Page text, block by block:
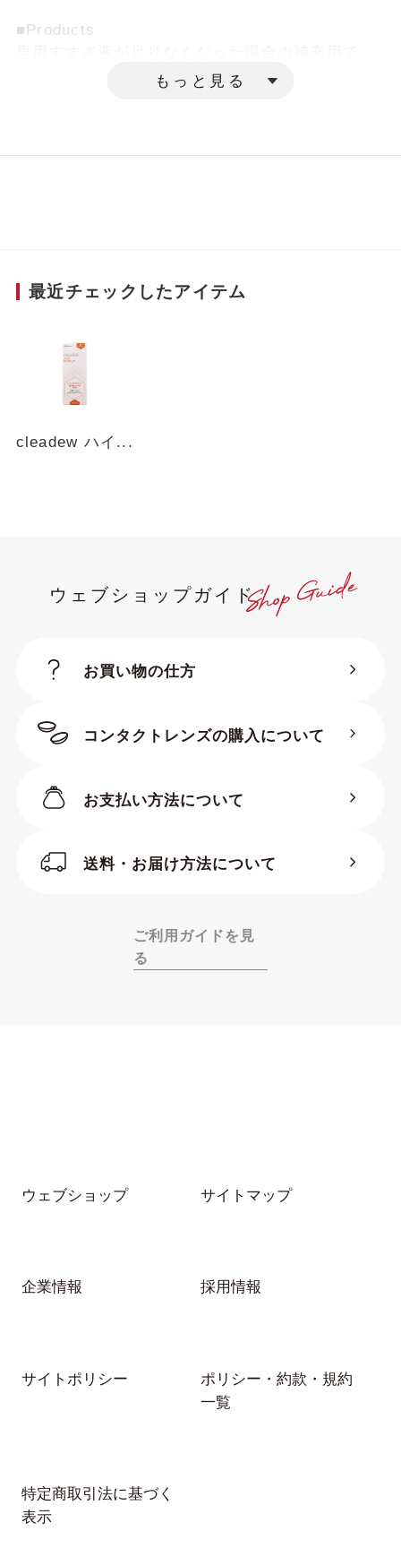
■Products
もっと見る
最近チェックしたアイテム
cleadew ハイ...
ウェブショップガイド
お買い物の仕方
コンタクトレンズの購入について
お支払い方法について
送料・お届け方法について
ご利用ガイドを見
る
ウェブショップ サイトマップ
企業情報 採用情報
サイトポリシー
ポリシー・約款・規約
一覧
特定商取引法に基づく
表示